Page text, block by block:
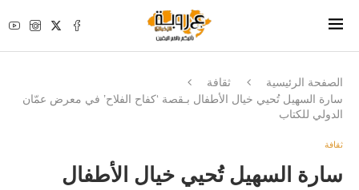
الصفحة الرئيسية
ثقافة
سارة السهيل تُحيي خيال الأطفال بـقصة ‘كفاح الفلاح’ في معرض عمّان
الدولي للكتاب
ثقافة
سارة السهيل تُحيي خيال الأطفال